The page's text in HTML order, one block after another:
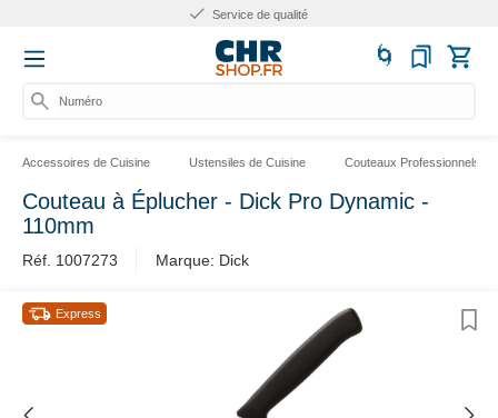
Service de qualité
Numéro d'
Accessoires de Cuisine Ustensiles de Cuisine Couteaux Professionnels
Couteau à Éplucher - Dick Pro Dynamic -
110mm
Réf. 1007273 Marque: Dick
Express